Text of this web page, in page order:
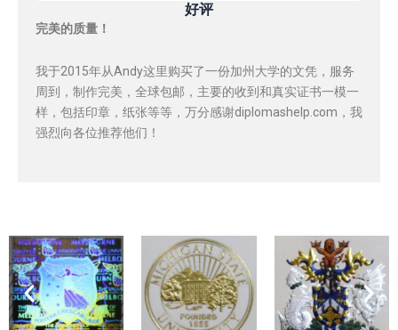
好评
完美的质量！
我于2015年从Andy这里购买了一份加州大学的文凭，服务
周到，制作完美，全球包邮，主要的收到和真实证书一模一
样，包括印章，纸张等等，万分感谢diplomashelp.com，我
强烈向各位推荐他们！